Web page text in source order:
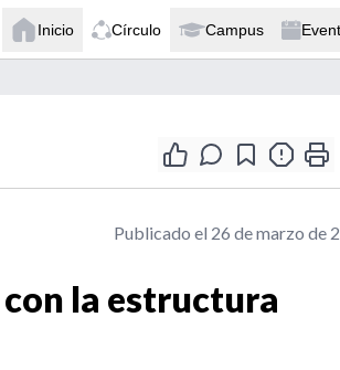
Inicio Círculo Campus
Publicado el 26 de marzo de
la estructura